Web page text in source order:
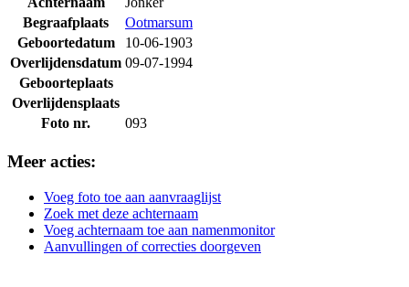
Begraafplaats
Ootmarsum
Geboortedatum
10-06-1903
Overlijdensdatum 09-07-1994
Geboorteplaats
Overlijdensplaats
Foto nr.
093
Meer acties:
Voeg foto toe aan aanvraaglijst
Zoek met deze achternaam
Voeg achternaam toe aan namenmonitor
Aanvullingen of correcties doorgeven